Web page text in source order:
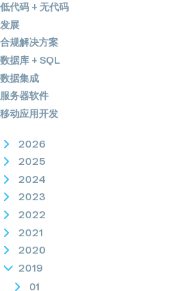
低代码 + 无代码
发展
合规解决方案
数据库 + SQL
数据集成
服务器软件
移动应用开发
2026
2025
2024
2023
2022
2021
2020
2019
01